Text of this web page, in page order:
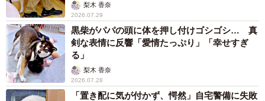
梨木 香奈
2026.07.29
黒柴がパパの頭に体を押し付けゴシゴシ… 真
剣な表情に反響「愛情たっぷり」「幸せすぎ
る」
梨木 香奈
2026.07.28
「置き配に気が付かず、愕然」自宅警備に失敗